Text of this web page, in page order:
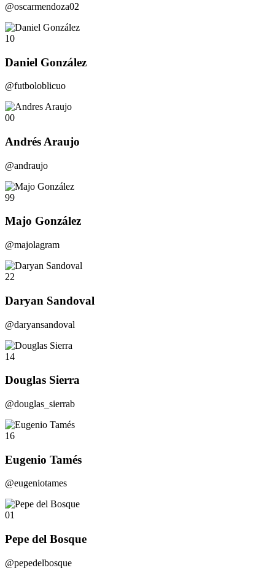
@oscarmendoza02
10
Daniel González
@futboloblicuo
00
Andrés Araujo
@andraujo
99
Majo González
@majolagram
22
Daryan Sandoval
@daryansandoval
14
Douglas Sierra
@douglas_sierrab
16
Eugenio Tamés
@eugeniotames
01
Pepe del Bosque
@pepedelbosque